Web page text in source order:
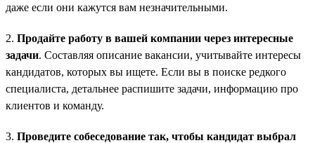
даже если они кажутся вам незначительными.
2. Продайте работу в вашей компании через интересные
задачи. Составляя описание вакансии, учитывайте интересы
кандидатов, которых вы ищете. Если вы в поиске редкого
специалиста, детальнее распишите задачи, информацию про
клиентов и команду.
3. Проведите собеседование так, чтобы кандидат выбрал